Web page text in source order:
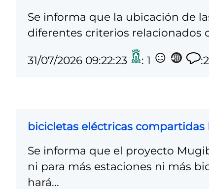
Se informa que la ubicación de
diferentes criterios relacionados
31/07/2026 09:22:23 : 1 :2
bicicletas eléctricas compartidas
Se informa que el proyecto
ni para más estaciones ni más
hará...